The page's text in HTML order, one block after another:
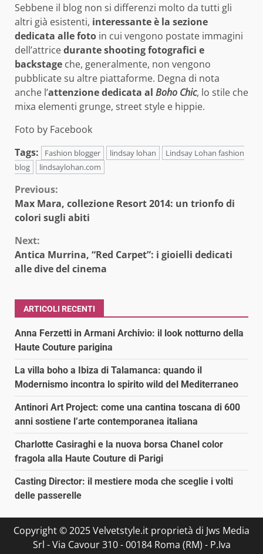
Sebbene il blog non si differenzi molto da tutti gli
altri già esistenti, interessante è la sezione
dedicata alle foto in cui vengono postate immagini
dell’attricedurante shooting fotografici e
backstage che, generalmente, non vengono
pubblicate su altre piattaforme. Degna di nota
anche l’attenzione dedicata al Boho Chic, lo stile che
mixa elementi grunge, street style e hippie.
Foto by Facebook
Tags:
Fashion blogger lindsay lohan
Lindsay Lohan fashion
blog
lindsaylohan.com
Continue
Reading
Previous:
Max Mara, collezione Resort 2014: un trionfo di
colori sugli abiti
Next:
Antica Murrina, “Red Carpet”: i gioielli dedicati
alle dive del cinema
ARTICOLI RECENTI
Anna Ferzetti in Armani Archivio: il look notturno della
Haute Couture parigina
La villa boho a Ibiza di Talamanca: quando il
Modernismo incontra lo spirito wild del Mediterraneo
Antinori Art Project: come una cantina toscana di 600
anni sostiene l’arte contemporanea italiana
Charlotte Casiraghi e la nuova borsa Chanel color
fragola alla Haute Couture di Parigi
Casting Director: il mestiere moda che sceglie i volti
delle passerelle
Copyright © 2025 Velvetstyle.it proprietà di Jws Media
Srl - Via Cavour 310 - 00184 Roma (RM) - P.Iva